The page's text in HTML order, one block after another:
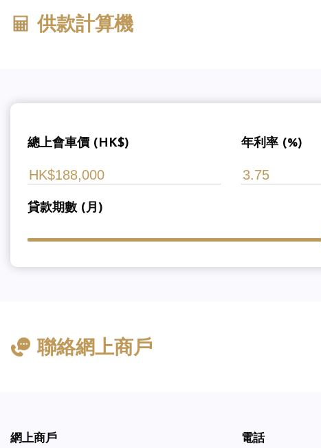
供款計算機
總上會車價 (HK$) 年利率 (%)
貸款期數 (月)
聯絡網上商戶
網上商戶 電話